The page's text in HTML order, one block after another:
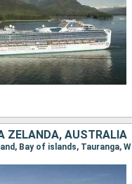
ZELANDA, AUSTRALIA